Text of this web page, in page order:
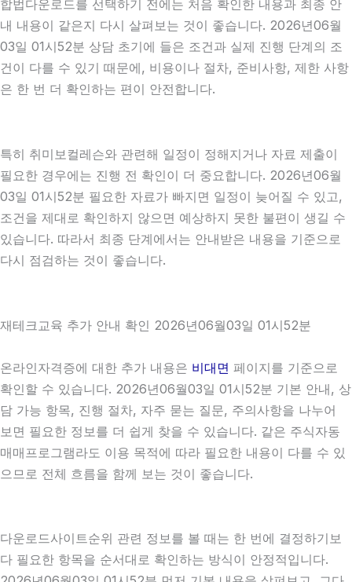
합법다운로드를 선택하기 전에는 처음 확인한 내용과 최종 안
내 내용이 같은지 다시 살펴보는 것이 좋습니다. 2026년06월
03일 01시52분 상담 초기에 들은 조건과 실제 진행 단계의 조
건이 다를 수 있기 때문에, 비용이나 절차, 준비사항, 제한 사항
은 한 번 더 확인하는 편이 안전합니다.
특히 취미보컬레슨와 관련해 일정이 정해지거나 자료 제출이
필요한 경우에는 진행 전 확인이 더 중요합니다. 2026년06월
03일 01시52분 필요한 자료가 빠지면 일정이 늦어질 수 있고,
조건을 제대로 확인하지 않으면 예상하지 못한 불편이 생길 수
있습니다. 따라서 최종 단계에서는 안내받은 내용을 기준으로
다시 점검하는 것이 좋습니다.
재테크교육 추가 안내 확인 2026년06월03일 01시52분
온라인자격증에 대한 추가 내용은 비대면 페이지를 기준으로
확인할 수 있습니다. 2026년06월03일 01시52분 기본 안내, 상
담 가능 항목, 진행 절차, 자주 묻는 질문, 주의사항을 나누어
보면 필요한 정보를 더 쉽게 찾을 수 있습니다. 같은 주식자동
매매프로그램라도 이용 목적에 따라 필요한 내용이 다를 수 있
으므로 전체 흐름을 함께 보는 것이 좋습니다.
다운로드사이트순위 관련 정보를 볼 때는 한 번에 결정하기보
다 필요한 항목을 순서대로 확인하는 방식이 안정적입니다.